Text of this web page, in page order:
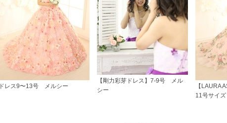
ドレス9〜13号 メルシー
【剛力彩芽ドレス】7-9号 メル
シー
【LAURA
11号サイ